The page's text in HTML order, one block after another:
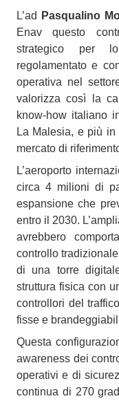
L’ad
Pasqualino
Enav questo
strategico per
regolamentato e
operativa nel
valorizza così la
know-how italiano
La Malesia, e più
mercato di
L’aeroporto
circa 4 milioni di
espansione che
entro il 2030.
avrebbero
controllo
di una torre
struttura fisica con
controllori del
fisse e
Questa
awareness dei
operativi e di
continua di 270